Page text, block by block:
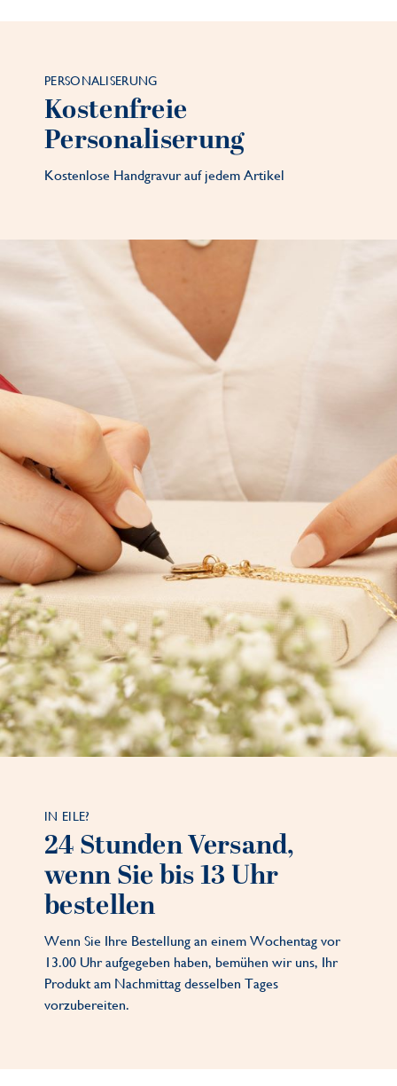
PERSONALISERUNG
Kostenfreie
Personaliserung
Kostenlose Handgravur auf jedem Artikel
IN EILE?
24 Stunden Versand,
wenn Sie bis 13 Uhr
bestellen
Wenn Sie Ihre Bestellung an einem Wochentag vor
13.00 Uhr aufgegeben haben, bemühen wir uns, Ihr
Produkt am Nachmittag desselben Tages
vorzubereiten.